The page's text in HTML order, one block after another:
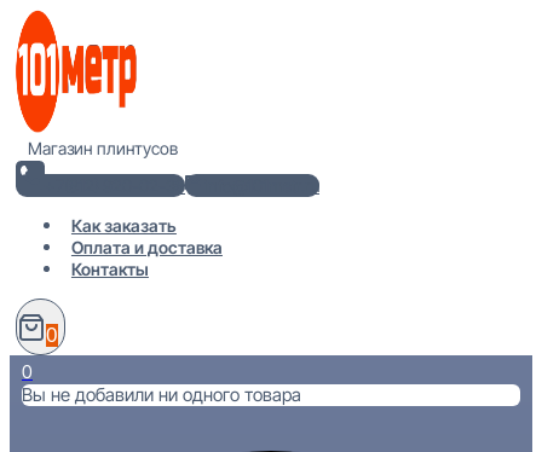
Перейти
содержимому
Магазин плинтусов
+7(812) 920-02-38
info@101metr.ru
Как заказать
Оплата и доставка
Контакты
0
0
Вы не добавили ни одного товара